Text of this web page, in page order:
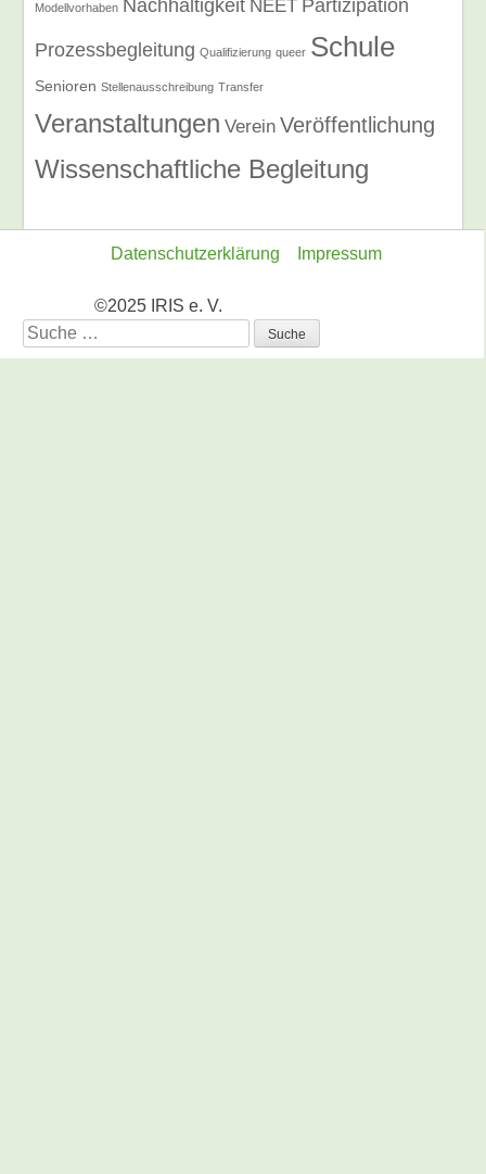
Modellvorhaben Nachhaltigkeit NEET Partizipation
Prozessbegleitung Qualifizierung queer Schule
Senioren Stellenausschreibung Transfer
Veranstaltungen Verein Veröffentlichung
Wissenschaftliche Begleitung
Datenschutzerklärung Impressum
©2025 IRIS e. V.
Suche
nach: